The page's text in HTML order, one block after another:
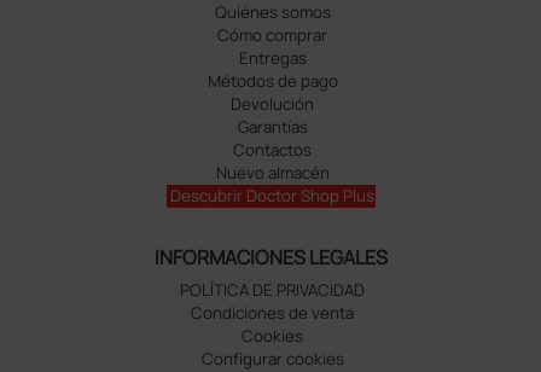
Quiénes somos
Cómo comprar
Entregas
Métodos de pago
Devolución
Garantías
Contactos
Nuevo almacén
Descubrir Doctor Shop Plus
INFORMACIONES LEGALES
POLÍTICA DE PRIVACIDAD
Condiciones de venta
Cookies
Configurar cookies